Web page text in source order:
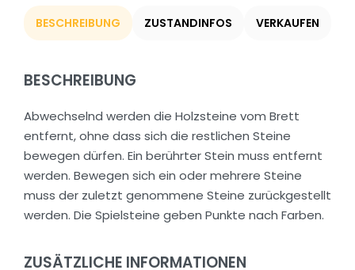
BESCHREIBUNG ZUSTANDINFOS VERKAUFEN
BESCHREIBUNG
Abwechselnd werden die Holzsteine vom Brett
entfernt, ohne dass sich die restlichen Steine
bewegen dürfen. Ein berührter Stein muss entfernt
werden. Bewegen sich ein oder mehrere Steine
muss der zuletzt genommene Steine zurückgestellt
werden. Die Spielsteine geben Punkte nach Farben.
ZUSÄTZLICHE INFORMATIONEN